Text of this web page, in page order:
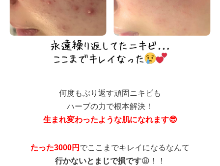
何度もぶり返す頑固ニキビも
ハーブの力で根本解決！
生まれ変わったような肌になれます😎
たった3000円 でここまでキレイになるなんて
行かないとまじで損です😩！！